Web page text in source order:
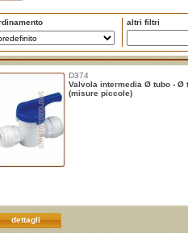
altri filtri
D374
Valvola intermedia Ø tubo - Ø
(misure piccole)
dettagli